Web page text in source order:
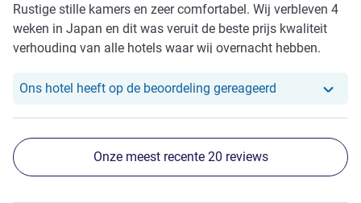
Rustige stille kamers en zeer comfortabel. Wij verbleven 4
weken in Japan en dit was veruit de beste prijs kwaliteit
verhouding van alle hotels waar wij overnacht hebben.
Ons hotel heeft op de beoordeling gereageerd Ons hotel
Onze meest recente 20 reviews